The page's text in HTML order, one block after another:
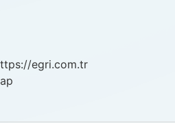
egri.com.tr